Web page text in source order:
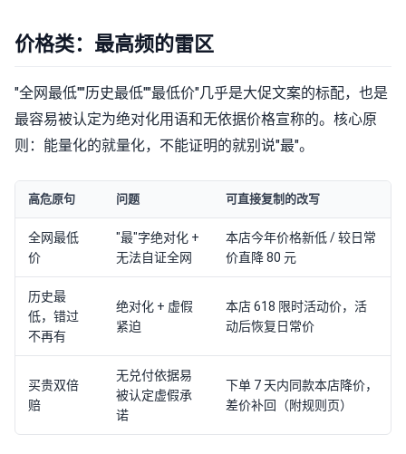
价格类：最高频的雷区
"全网最低""历史最低""最低价"几乎是大促文案的标配，也是
最容易被认定为绝对化用语和无依据价格宣称的。核心原
则：能量化的就量化，不能证明的就别说"最"。
高危原句 问题 可直接复制的改写
全网最低
价
"最"字绝对化 +
无法自证全网
本店今年价格新低 / 较日常
价直降 80 元
历史最
低，错过
不再有
绝对化 + 虚假
紧迫
本店 618 限时活动价，活
动后恢复日常价
买贵双倍
赔
无兑付依据易
被认定虚假承
诺
下单 7 天内同款本店降价，
差价补回（附规则页）